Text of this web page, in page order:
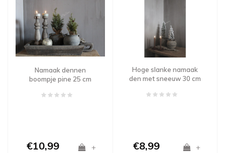
Namaak dennen
boompje pine 25 cm
€10,99 +
Hoge slanke namaak
den met sneeuw 30 cm
€8,99 +